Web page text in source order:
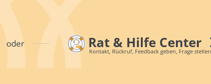
oder Rat & Hilfe Center
Kontakt, Rückruf, Feedback geben, Frage stellen